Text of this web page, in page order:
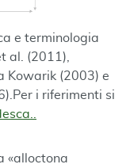
e terminologia
al. (2011),
Kowarik (2003) e
Per i riferimenti si
«alloctona